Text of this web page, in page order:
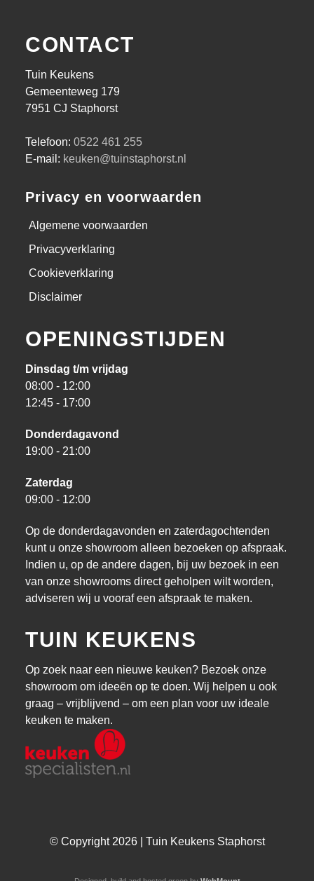
CONTACT
Tuin Keukens
Gemeenteweg 179
7951 CJ Staphorst
Telefoon: 0522 461 255
E-mail: keuken@tuinstaphorst.nl
Privacy en voorwaarden
Algemene voorwaarden
Privacyverklaring
Cookieverklaring
Disclaimer
OPENINGSTIJDEN
Dinsdag t/m vrijdag
08:00 - 12:00
12:45 - 17:00
Donderdagavond
19:00 - 21:00
Zaterdag
09:00 - 12:00
Op de donderdagavonden en zaterdagochtenden
kunt u onze showroom alleen bezoeken op afspraak.
Indien u, op de andere dagen, bij uw bezoek in een
van onze showrooms direct geholpen wilt worden,
adviseren wij u vooraf een afspraak te maken.
TUIN KEUKENS
Op zoek naar een nieuwe keuken? Bezoek onze
showroom om ideeën op te doen. Wij helpen u ook
graag – vrijblijvend – om een plan voor uw ideale
keuken te maken.
© Copyright 2026 | Tuin Keukens Staphorst